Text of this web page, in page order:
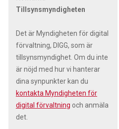
Tillsynsmyndigheten
Det är Myndigheten för digital
förvaltning, DIGG, som är
tillsynsmyndighet. Om du inte
är nöjd med hur vi hanterar
dina synpunkter kan du
kontakta Myndigheten för
digital förvaltning och anmäla
det.